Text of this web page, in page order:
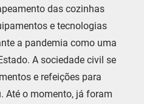
das cozinhas
e tecnologias
a pandemia como uma
A sociedade civil se
e refeições para
Até o momento, já foram